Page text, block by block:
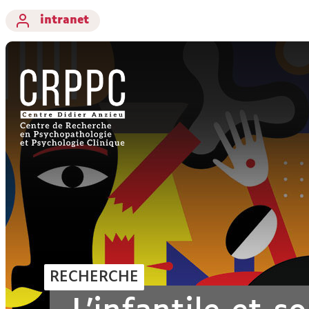
intranet
RECHERCHE